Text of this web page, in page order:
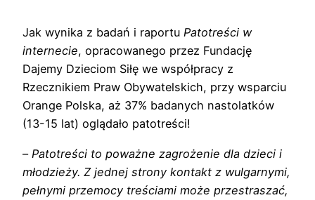
Jak wynika z badań i raportu Patotreści w
internecie, opracowanego przez Fundację
Dajemy Dzieciom Siłę we współpracy z
Rzecznikiem Praw Obywatelskich, przy wsparciu
Orange Polska, aż 37% badanych nastolatków
(13-15 lat) oglądało patotreści!
– Patotreści to poważne zagrożenie dla dzieci i
młodzieży. Z jednej strony kontakt z wulgarnymi,
pełnymi przemocy treściami może przestraszać,